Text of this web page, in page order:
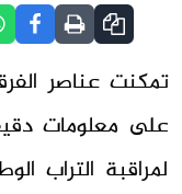
تمكنت عناصر
على معلومات
لمراقبة التراب